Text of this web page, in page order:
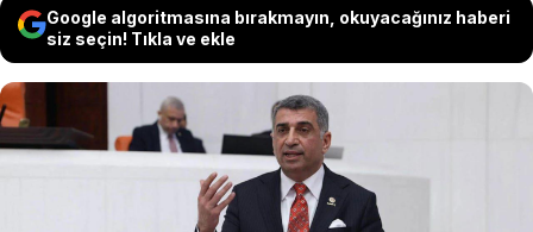
Google algoritmasına bırakmayın, okuyacağınız haberi
siz seçin! Tıkla ve ekle
CHP’li Gürsel Erol, TBMM Genel Kurulu’nda
yaptığı konuşmada siyasette kutuplaştırıcı dilin
ve itibarsızlaştırma çabalarının Türkiye’ye zarar